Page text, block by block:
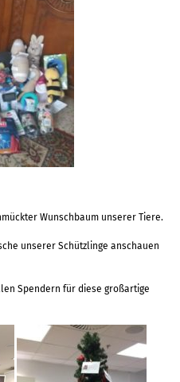
Wunschbaum unserer Tiere.
unserer Schützlinge anschauen
Spendern für diese großartige